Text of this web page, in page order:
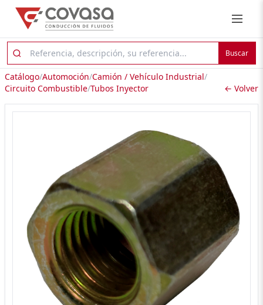
Buscar
Catálogo/Automoción/Camión / Vehículo Industrial/
Circuito Combustible/Tubos Inyector ← Volver